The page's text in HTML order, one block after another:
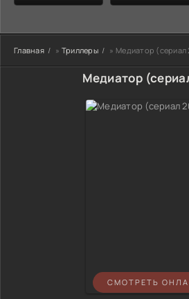
Главная » Триллеры » Медиатор (сериал
Медиатор
СМОТРЕТЬ